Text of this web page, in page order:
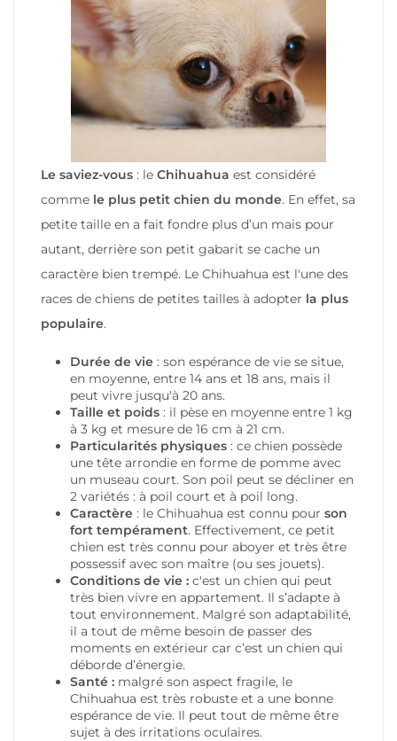
Le saviez-vous : le Chihuahua est considéré
comme le plus petit chien du monde. En effet, sa
petite taille en a fait fondre plus d’un mais pour
autant, derrière son petit gabarit se cache un
caractère bien trempé. Le Chihuahua est l'une des
races de chiens de petites tailles à adopter la plus
populaire.
Durée de vie : son espérance de vie se situe,
en moyenne, entre 14 ans et 18 ans, mais il
peut vivre jusqu'à 20 ans.
Taille et poids: il pèse en moyenne entre 1 kg
à 3 kg et mesure de 16 cm à 21 cm.
Particularités physiques: ce chien possède
une tête arrondie en forme de pomme avec
un museau court. Son poil peut se décliner en
2 variétés : à poil court et à poil long.
Caractère : le Chihuahua est connu pour son
fort tempérament. Effectivement, ce petit
chien est très connu pour aboyer et très être
possessif avec son maître (ou ses jouets).
Conditions de vie : c'est un chien qui peut
très bien vivre en appartement. Il s’adapte à
tout environnement. Malgré son adaptabilité,
il a tout de même besoin de passer des
moments en extérieur car c’est un chien qui
déborde d’énergie.
Santé : malgré son aspect fragile, le
Chihuahua est très robuste et a une bonne
espérance de vie. Il peut tout de même être
sujet à des irritations oculaires.